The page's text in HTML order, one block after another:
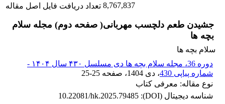
تعداد دریافت فایل اصل مقاله 8,767,837
جشیدن طعم دلچسب مهربانی( صفحه دوم) مجله سلام
بچه ها
سلام بچه ها
دوره 36، مجله سلام بچه ها دی مسلسل ۴۳۰ سال ۱۴۰۴ -
شماره پیاپی 430
، دی 1404 ، صفحه 25-25
نوع مقاله: معرفی کتاب
شناسه دیجیتال (DOI):
10.22081/hk.2025.79485